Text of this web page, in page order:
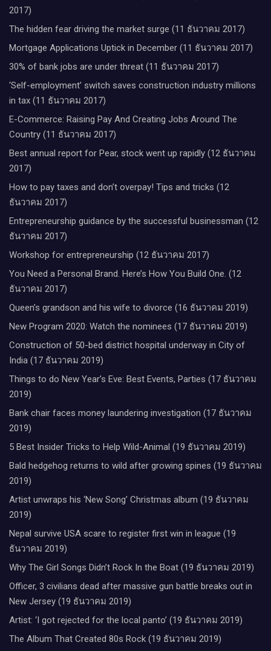
2017)
The hidden fear driving the market surge (11 ธันวาคม 2017)
Mortgage Applications Uptick in December (11 ธันวาคม 2017)
30% of bank jobs are under threat (11 ธันวาคม 2017)
‘Self-employment’ switch saves construction industry millions
in tax (11 ธันวาคม 2017)
E-Commerce: Raising Pay And Creating Jobs Around The
Country (11 ธันวาคม 2017)
Best annual report for Pear, stock went up rapidly (12 ธันวาคม
2017)
How to pay taxes and don’t overpay! Tips and tricks (12
ธันวาคม 2017)
Entrepreneurship guidance by the successful businessman (12
ธันวาคม 2017)
Workshop for entrepreneurship (12 ธันวาคม 2017)
You Need a Personal Brand. Here’s How You Build One. (12
ธันวาคม 2017)
Queen’s grandson and his wife to divorce (16 ธันวาคม 2019)
New Program 2020: Watch the nominees (17 ธันวาคม 2019)
Construction of 50-bed district hospital underway in City of
India (17 ธันวาคม 2019)
Things to do New Year’s Eve: Best Events, Parties (17 ธันวาคม
2019)
Bank chair faces money laundering investigation (17 ธันวาคม
2019)
5 Best Insider Tricks to Help Wild-Animal (19 ธันวาคม 2019)
Bald hedgehog returns to wild after growing spines (19 ธันวาคม
2019)
Artist unwraps his ‘New Song’ Christmas album (19 ธันวาคม
2019)
Nepal survive USA scare to register first win in league (19
ธันวาคม 2019)
Why The Girl Songs Didn’t Rock In the Boat (19 ธันวาคม 2019)
Officer, 3 civilians dead after massive gun battle breaks out in
New Jersey (19 ธันวาคม 2019)
Artist: ‘I got rejected for the local panto’ (19 ธันวาคม 2019)
The Album That Created 80s Rock (19 ธันวาคม 2019)